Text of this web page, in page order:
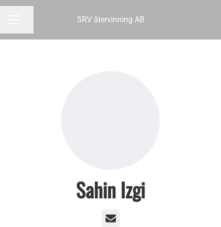
SRV återvinning AB
Sahin Izgi
E-post